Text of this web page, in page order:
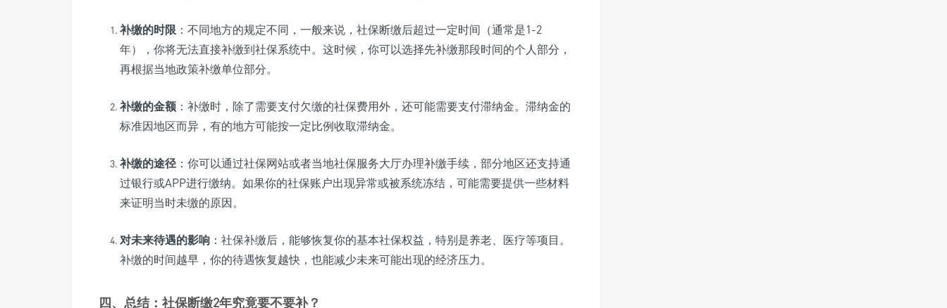
补缴的时限 ：不同地方的规定不同，一般来说，社保断缴后超过一定时间（通常是1-2
年），你将无法直接补缴到社保系统中。这时候，你可以选择先补缴那段时间的个人部分，
再根据当地政策补缴单位部分。
补缴的金额 ：补缴时，除了需要支付欠缴的社保费用外，还可能需要支付滞纳金。滞纳金的
标准因地区而异，有的地方可能按一定比例收取滞纳金。
补缴的途径 ：你可以通过社保网站或者当地社保服务大厅办理补缴手续，部分地区还支持通
过银行或APP进行缴纳。如果你的社保账户出现异常或被系统冻结，可能需要提供一些材料
来证明当时未缴的原因。
对未来待遇的影响 ：社保补缴后，能够恢复你的基本社保权益，特别是养老、医疗等项目。
补缴的时间越早，你的待遇恢复越快，也能减少未来可能出现的经济压力。
四、总结：社保断缴2年究竟要不要补？